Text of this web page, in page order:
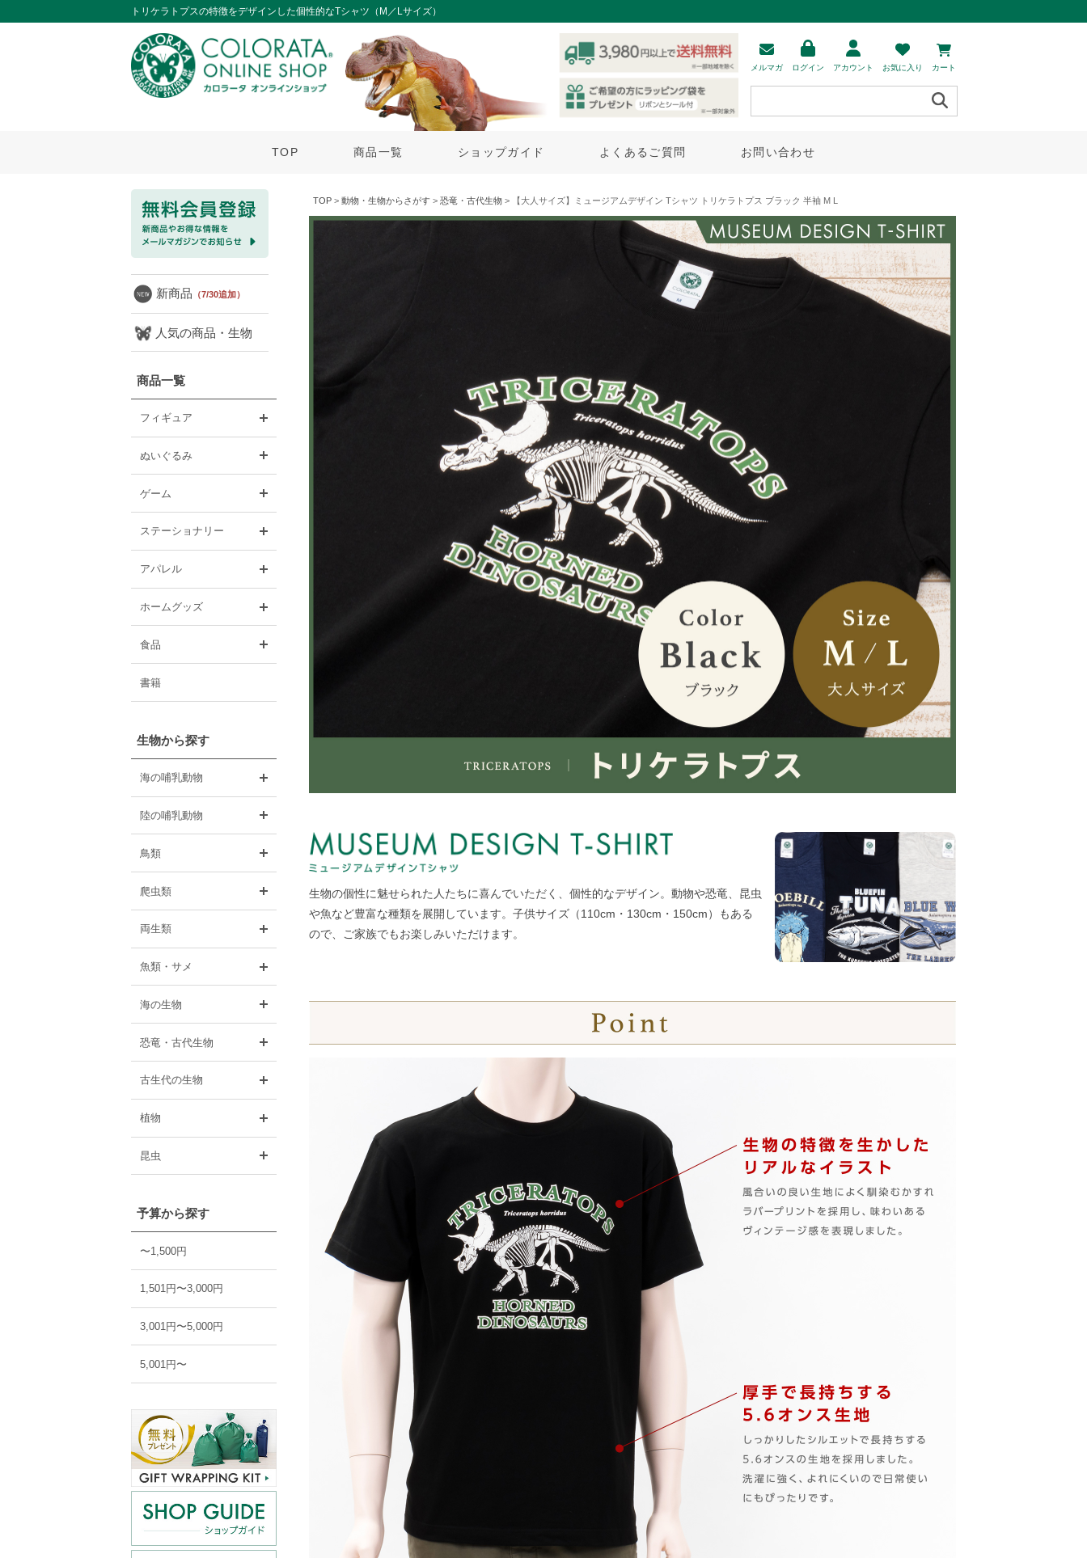
トリケラトプスの特徴をデザインした個性的なTシャツ（M／Lサイズ）
メルマガ ログイン アカウント お気に入り カート
TOP 商品一覧 ショップガイド よくあるご質問 お問い合わせ
新商品 （7/30追加）
人気の商品・生物
商品一覧
フィギュア
ぬいぐるみ
ゲーム
ステーショナリー
アパレル
ホームグッズ
食品
書籍
生物から探す
海の哺乳動物
陸の哺乳動物
鳥類
爬虫類
両生類
魚類・サメ
海の生物
恐竜・古代生物
古生代の生物
植物
昆虫
予算から探す
〜1,500円
1,501円〜3,000円
3,001円〜5,000円
5,001円〜
TOP > 動物・生物からさがす > 恐竜・古代生物 > 【大人サイズ】ミュージアムデザイン Tシャツ トリケラトプス ブラック 半袖 M L
生物の個性に魅せられた人たちに喜んでいただく、個性的なデザイン。動物や恐竜、昆虫
や魚など豊富な種類を展開しています。子供サイズ（110cm・130cm・150cm）もある
ので、ご家族でもお楽しみいただけます。